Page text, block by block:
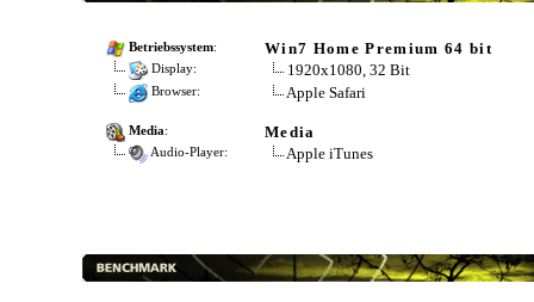
Betriebssystem: Win7 Home Premium 64 bit
Display: 1920x1080, 32 Bit
Browser: Apple Safari
Media: Media
Audio-Player: Apple iTunes